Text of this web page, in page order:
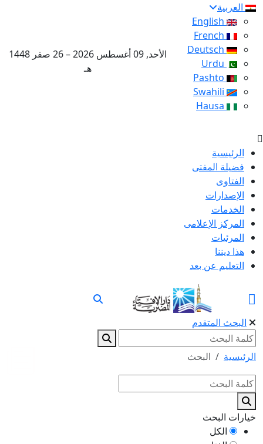
العربية
الأحد, 09 أغسطس 2026 – 26 صفر 1448
هـ
الرئيسية
فضيلة المفتى
الفتاوى
الإصدارات
الخدمات
المركز الإعلامى
المرئيات
هذا ديننا
التعليم عن بعد
البحث المتقدم
الرئيسية البحث
خيارات البحث
الكل